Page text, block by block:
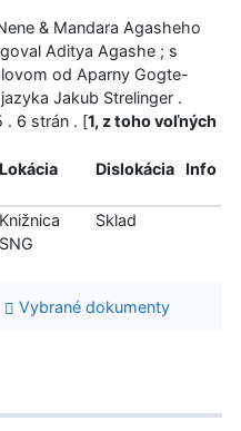
& Mandara Agasheho
Aditya Agashe ; s
od Aparny Gogte-
Jakub Strelinger .
. 6 strán . [1, z toho voľných
Lokácia Dislokácia Info
Knižnica
SNG
Sklad
Vybrané dokumenty